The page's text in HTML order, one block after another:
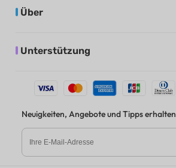
Über
Unterstützung
Neuigkeiten, Angebote und Tipps erhalten